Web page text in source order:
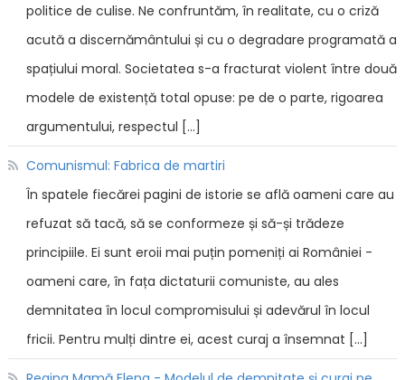
politice de culise. Ne confruntăm, în realitate, cu o criză
acută a discernământului și cu o degradare programată a
spațiului moral. Societatea s-a fracturat violent între două
modele de existență total opuse: pe de o parte, rigoarea
argumentului, respectul […]
Comunismul: Fabrica de martiri
În spatele fiecărei pagini de istorie se află oameni care au
refuzat să tacă, să se conformeze și să-și trădeze
principiile. Ei sunt eroii mai puțin pomeniți ai României -
oameni care, în fața dictaturii comuniste, au ales
demnitatea în locul compromisului și adevărul în locul
fricii. Pentru mulți dintre ei, acest curaj a însemnat […]